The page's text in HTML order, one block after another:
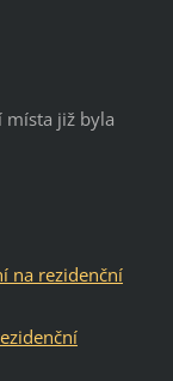
místa již byla
na rezidenční